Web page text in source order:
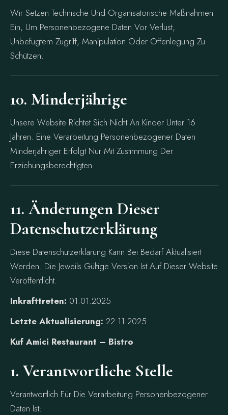
Wir Setzen Technische Und Organisatorische Maßnahmen
Ein, Um Personenbezogene Daten Vor Verlust,
Unbefugtem Zugriff, Manipulation Oder Offenlegung Zu
Schützen.
10. Minderjährige
Unsere Website Richtet Sich Nicht An Kinder Unter 16
Jahren. Eine Verarbeitung Personenbezogener Daten
Minderjähriger Erfolgt Nur Mit Zustimmung Der
Erziehungsberechtigten.
11. Änderungen Dieser
Datenschutzerklärung
Diese Datenschutzerklärung Kann Bei Bedarf Aktualisiert
Werden. Die Jeweils Gültige Version Ist Auf Dieser Website
Veröffentlicht.
Inkrafttreten: 01.01.2025
Letzte Aktualisierung: 22.11.2025
Kuf Amici Restaurant – Bistro
1. Verantwortliche Stelle
Verantwortlich Für Die Verarbeitung Personenbezogener
Daten Ist: